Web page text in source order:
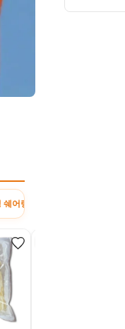
로, 이에 따른 일정